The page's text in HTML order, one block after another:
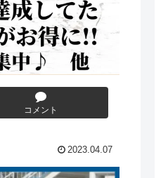
コメント
2023.04.07